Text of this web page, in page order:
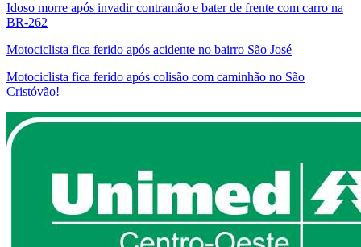
Idoso morre após invadir contramão e bater de frente com carro na
BR-262
Motociclista fica ferido após acidente no bairro São José
Motociclista fica ferido após colisão com caminhão no São
Cristóvão!